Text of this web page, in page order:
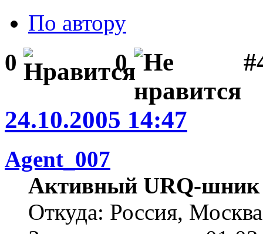
По автору
0 0
24.10.2005 14:47
Agent_007
Активный URQ-шник
Откуда: Россия, Москва